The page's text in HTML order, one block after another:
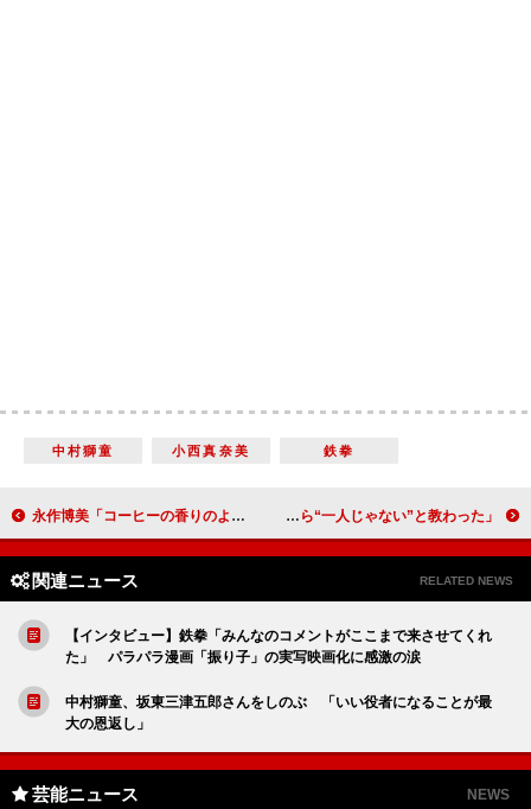
中村獅童 小西真奈美 鉄拳
永作博美「コーヒーの香りのように伝われば」 佐々木希「母性本能をくすぐられた」 教師役の新垣結衣が“卒業式”で生徒に祝辞 「あなたたちから“一人じゃない”と教わった」
関連ニュース RELATED NEWS
【インタビュー】鉄拳「みんなのコメントがここまで来させてくれ
た」 パラパラ漫画「振り子」の実写映画化に感激の涙
中村獅童、坂東三津五郎さんをしのぶ 「いい役者になることが最
大の恩返し」
芸能ニュース NEWS